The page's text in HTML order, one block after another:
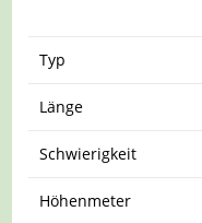
Typ
Länge
Schwierigkeit
Höhenmeter